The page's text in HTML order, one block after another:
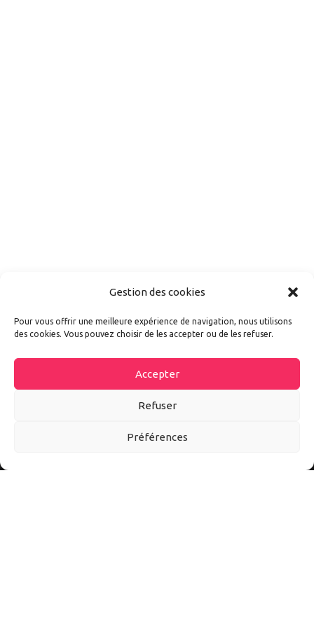
Gestion des cookies
Pour vous offrir une meilleure expérience de navigation, nous utilisons
des cookies. Vous pouvez choisir de les accepter ou de les refuser.
Accepter
Refuser
Préférences